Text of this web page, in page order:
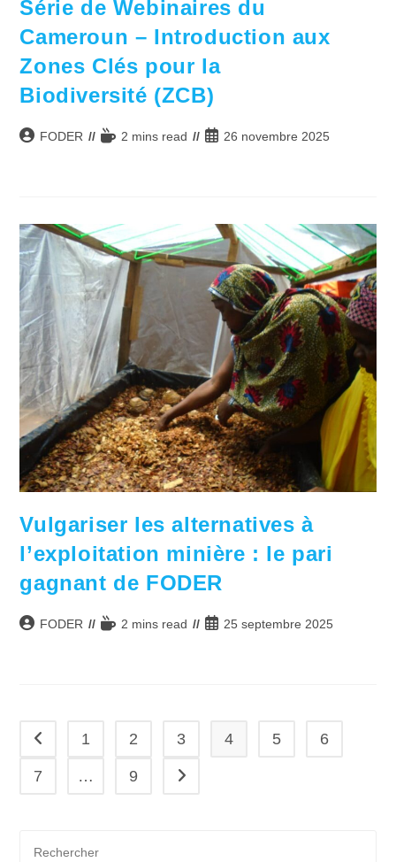
Série de Webinaires du
Cameroun – Introduction aux
Zones Clés pour la
Biodiversité (ZCB)
Auteur/autrice
FODER
Temps2 mins read
Publication
26 novembre 2025
Vulgariser les alternatives à
l’exploitation minière : le pari
gagnant de FODER
Auteur/autrice
FODER
Temps2 mins read
Publication
25 septembre 2025
Go to the previous page
1 2 3 4 5 6
7 … 9 Aller à la page suivante